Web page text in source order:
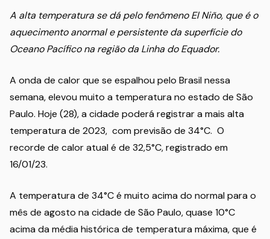
A alta temperatura se dá pelo fenômeno El Niño, que é o
aquecimento anormal e persistente da superfície do
Oceano Pacífico na região da Linha do Equador.
A onda de calor que se espalhou pelo Brasil nessa
semana, elevou muito a temperatura no estado de São
Paulo. Hoje (28), a cidade poderá registrar a mais alta
temperatura de 2023, com previsão de 34°C. O
recorde de calor atual é de 32,5°C, registrado em
16/01/23.
A temperatura de 34°C é muito acima do normal para o
mês de agosto na cidade de São Paulo, quase 10°C
acima da média histórica de temperatura máxima, que é